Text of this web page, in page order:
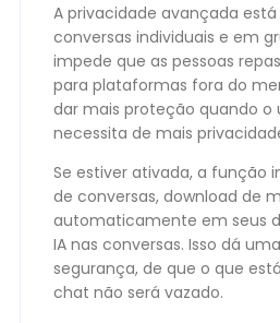
A privacidade avançada
conversas individuais e em
impede que as pessoas
para plataformas fora do
dar mais proteção quando o
necessita de mais
Se estiver ativada, a função
de conversas, download de
automaticamente em seus
IA nas conversas. Isso dá
segurança, de que o que
chat não será vazado.